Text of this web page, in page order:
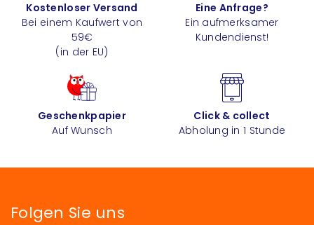
Kostenloser Versand
Bei einem Kaufwert von
59€
(in der EU)
Eine Anfrage?
Ein aufmerksamer
Kundendienst!
Geschenkpapier
Auf Wunsch
Click & collect
Abholung in 1 Stunde
Folgen Sie uns